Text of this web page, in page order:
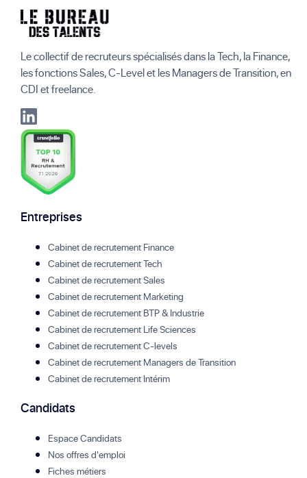
Le collectif de recruteurs spécialisés dans la Tech, la Finance,
les fonctions Sales, C-Level et les Managers de Transition, en
CDI et freelance.
Entreprises
Cabinet de recrutement Finance
Cabinet de recrutement Tech
Cabinet de recrutement Sales
Cabinet de recrutement Marketing
Cabinet de recrutement BTP & Industrie
Cabinet de recrutement Life Sciences
Cabinet de recrutement C-levels
Cabinet de recrutement Managers de Transition
Cabinet de recrutement Intérim
Candidats
Espace Candidats
Nos offres d'emploi
Fiches métiers